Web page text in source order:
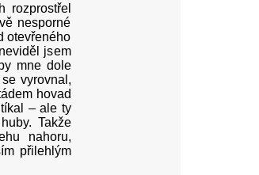
rozprostřel
nesporné
otevřeného
jsem
mne dole
vyrovnal,
hovad
– ale ty
Takže
nahoru,
přilehlým